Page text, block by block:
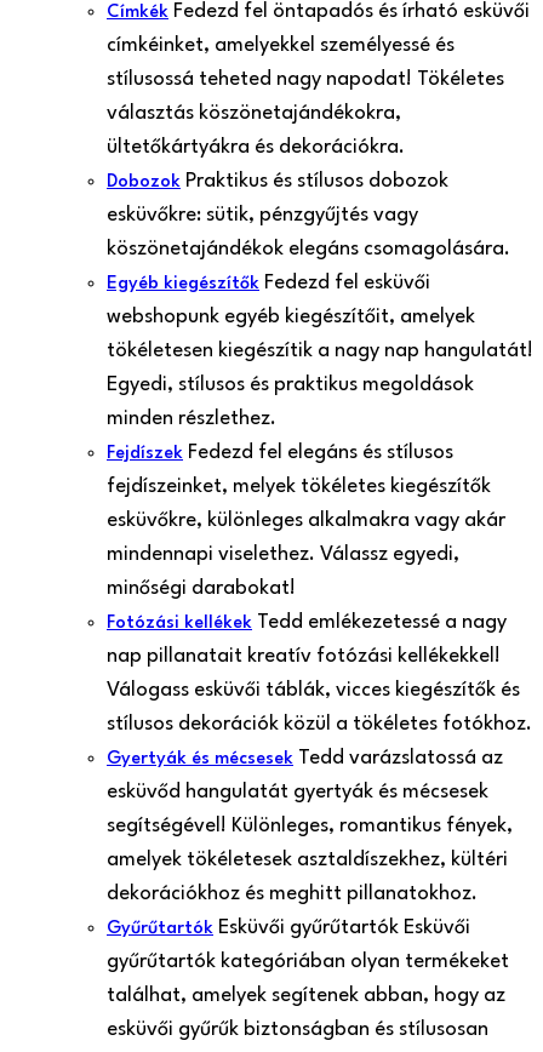
Címkék Fedezd fel öntapadós és írható esküvői
címkéinket, amelyekkel személyessé és
stílusossá teheted nagy napodat! Tökéletes
választás köszönetajándékokra,
ültetőkártyákra és dekorációkra.
Dobozok Praktikus és stílusos dobozok
esküvőkre: sütik, pénzgyűjtés vagy
köszönetajándékok elegáns csomagolására.
Egyéb kiegészítők Fedezd fel esküvői
webshopunk egyéb kiegészítőit, amelyek
tökéletesen kiegészítik a nagy nap hangulatát!
Egyedi, stílusos és praktikus megoldások
minden részlethez.
Fejdíszek Fedezd fel elegáns és stílusos
fejdíszeinket, melyek tökéletes kiegészítők
esküvőkre, különleges alkalmakra vagy akár
mindennapi viselethez. Válassz egyedi,
minőségi darabokat!
Fotózási kellékek Tedd emlékezetessé a nagy
nap pillanatait kreatív fotózási kellékekkel!
Válogass esküvői táblák, vicces kiegészítők és
stílusos dekorációk közül a tökéletes fotókhoz.
Gyertyák és mécsesek Tedd varázslatossá az
esküvőd hangulatát gyertyák és mécsesek
segítségével! Különleges, romantikus fények,
amelyek tökéletesek asztaldíszekhez, kültéri
dekorációkhoz és meghitt pillanatokhoz.
Gyűrűtartók Esküvői gyűrűtartók Esküvői
gyűrűtartók kategóriában olyan termékeket
találhat, amelyek segítenek abban, hogy az
esküvői gyűrűk biztonságban és stílusosan